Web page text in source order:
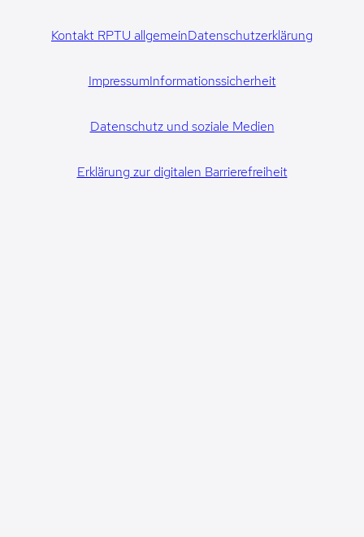
Kontakt RPTU allgemeinDatenschutzerklärung
ImpressumInformationssicherheit
Datenschutz und soziale Medien
Erklärung zur digitalen Barrierefreiheit